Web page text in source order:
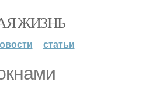
ЖИЗНЬ
статьи